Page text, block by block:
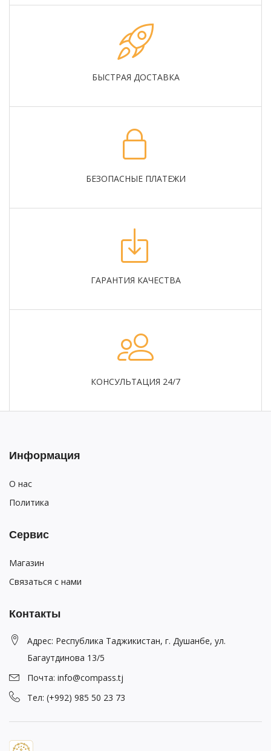
БЫСТРАЯ ДОСТАВКА
БЕЗОПАСНЫЕ ПЛАТЕЖИ
ГАРАНТИЯ КАЧЕСТВА
КОНСУЛЬТАЦИЯ 24/7
Информация
О нас
Политика
Сервис
Магазин
Связаться с нами
Контакты
Адрес: Республика Таджикистан, г. Душанбе, ул.
Багаутдинова 13/5
Почта: info@compass.tj
Тел: (+992) 985 50 23 73